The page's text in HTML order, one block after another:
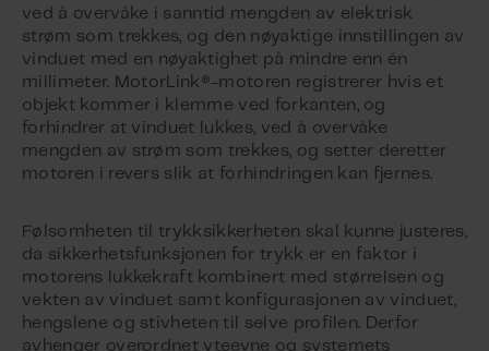
ved å overvåke i sanntid mengden av elektrisk
strøm som trekkes, og den nøyaktige innstillingen av
vinduet med en nøyaktighet på mindre enn én
millimeter. MotorLink®-motoren registrerer hvis et
objekt kommer i klemme ved forkanten, og
forhindrer at vinduet lukkes, ved å overvåke
mengden av strøm som trekkes, og setter deretter
motoren i revers slik at forhindringen kan fjernes.
Følsomheten til trykksikkerheten skal kunne justeres,
da sikkerhetsfunksjonen for trykk er en faktor i
motorens lukkekraft kombinert med størrelsen og
vekten av vinduet samt konfigurasjonen av vinduet,
hengslene og stivheten til selve profilen. Derfor
avhenger overordnet yteevne og systemets